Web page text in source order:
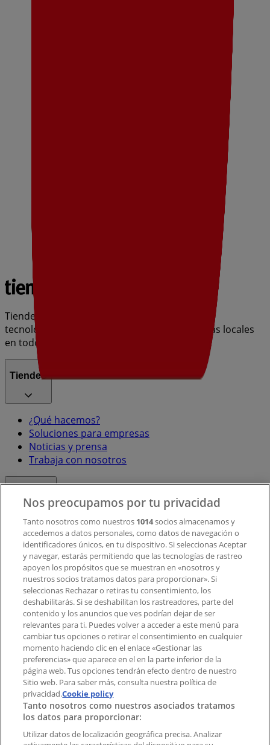
Tiendeo forma parte de Shopfully, la empresa
tecnológica que está reinventando las compras locales
en todo el mundo.
Tiendeo
¿Qué hacemos?
Soluciones para empresas
Noticias y prensa
Trabaja con nosotros
Contacto comercial y de marketing
Tienda mal colocada en el mapa
Notificar un folleto
¿Encontraste un problema en la web o en la
aplicación?
Índices
Marcas
Marcas locales
Negocios
Negocios cercanos
Productos
Productos locales
Nos preocupamos por tu privacidad
Tanto nosotros como nuestros 1014socios almacenamos y
accedemos a datos personales, como datos de navegación o
identificadores únicos, en tu dispositivo. Si seleccionas Aceptar
y navegar, estarás permitiendo que las tecnologías de rastreo
apoyen los propósitos que se muestran en «nosotros y
nuestros socios tratamos datos para proporcionar». Si
seleccionas Rechazar o retiras tu consentimiento, los
deshabilitarás. Si se deshabilitan los rastreadores, parte del
contenido y los anuncios que ves podrían dejar de ser
relevantes para ti. Puedes volver a acceder a este menú para
cambiar tus opciones o retirar el consentimiento en cualquier
momento haciendo clic en el enlace «Gestionar las
preferencias» que aparece en el en la parte inferior de la
página web. Tus opciones tendrán efecto dentro de nuestro
Sitio web. Para saber más, consulta nuestra política de
privacidad.Cookie policy
Tanto nosotros como nuestros asociados tratamos
los datos para proporcionar:
Utilizar datos de localización geográfica precisa. Analizar